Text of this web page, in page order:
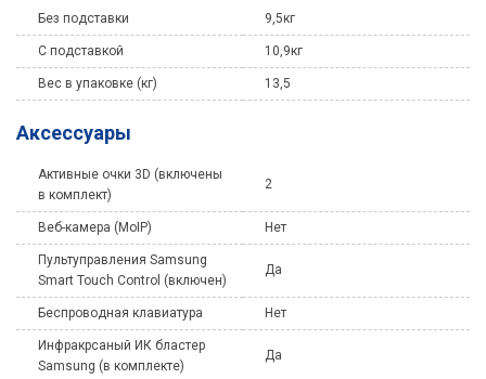
Без подставки 9,5кг
C подставкой 10,9кг
Вес в упаковке (кг) 13,5
Аксессуары
Активные очки 3D (включены
в комплект)
2
Веб-камера (MoIP) Нет
Пультуправления Samsung
Smart Touch Control (включен)
Да
Беспроводная клавиатура Нет
Инфракрсаный ИК бластер
Samsung (в комплекте)
Да